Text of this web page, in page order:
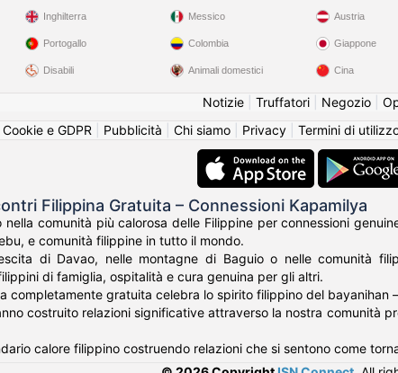
Inghilterra
Portogallo
Disabili
Messico
Colombia
Animali domestici
Austria
Giappone
Cina
Notizie| Truffatori| Negozio|
Cookie e GDPR
Pubblicità Chi siamo Privacy Termini di
Filippina Gratuita – Connessioni Kapamilya
nella comunità più calorosa delle Filippine per connessioni
e comunità filippine in tutto il mondo.
di Davao, nelle montagne di Baguio o nelle comunità
di famiglia, ospitalità e cura genuina per gli altri.
completamente gratuita celebra lo spirito filippino del bayanihan
costruito relazioni significative attraverso la nostra comunità
calore filippino costruendo relazioni che si sentono come